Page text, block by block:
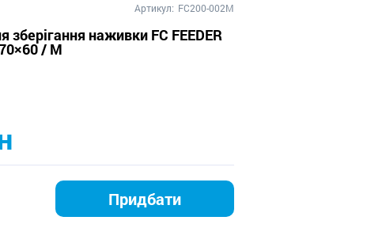
Артикул: FC200-002M
зберігання наживки FC FEEDER
/ M
Придбати